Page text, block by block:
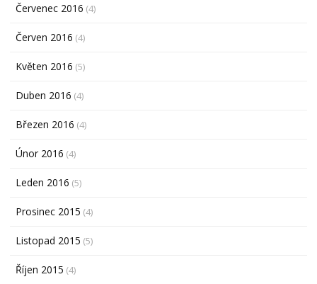
Červenec 2016 (4)
Červen 2016 (4)
Květen 2016 (5)
Duben 2016 (4)
Březen 2016 (4)
Únor 2016 (4)
Leden 2016 (5)
Prosinec 2015 (4)
Listopad 2015 (5)
Říjen 2015 (4)